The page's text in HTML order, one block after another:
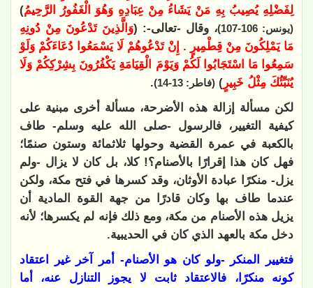
لِفَضْلِهِ يُصِيبُ بِهِ مَنْ يَشَاءُ مِنْ عِبَادِهِ وَهُوَ الْغَفُورُ الرَّحِيمُ)
(يونس: 106-107) ، وقال -تعالى-: (وَالَّذِينَ تَدْعُونَ مِنْ دُونِهِ
مَا يَمْلِكُونَ مِنْ قِطْمِيرٍ . إِنْ تَدْعُوهُمْ لَا يَسْمَعُوا دُعَاءَكُمْ وَلَوْ
سَمِعُوا مَا اسْتَجَابُوا لَكُمْ وَيَوْمَ الْقِيَامَةِ يَكْفُرُونَ بِشِرْكِكُمْ وَلَا
يُنَبِّئُكَ مِثْلُ خَبِيرٍ ) (فاطر: 13-14)
.
لكن مسألة إزالة هذه الأضرحة، مسألة أخرى مبنية على
كيفية التغيير، فالرسول -صلى الله عليه وسلم- طاف
بالكعبة في عمرة القضية وحولها ثلاثمائة وستون صنمًا؛
فهل كان هذا إقرارًا بالأصنام؟! كلا، بل كان لا يزال -ولم
يزل- منكرًا عبادة الأوثان، وقد كسرها في فتح مكة، ولكن
عندما طاف بها وكان قادرًا من جهة القوة المادية أن
يزيل هذه الأصنام من مكة، ومع ذلك فإنه لم يكسرها؛ لأنه
دخل مكة بالعهد الذي كان في الحديبية.
فتغيير المنكر -ولو كان هو الأصنام- أمر آخر غير اعتقاد
كونه منكرًا، فالاعتقاد ثابت لا يجوز التنازل عنه، أما